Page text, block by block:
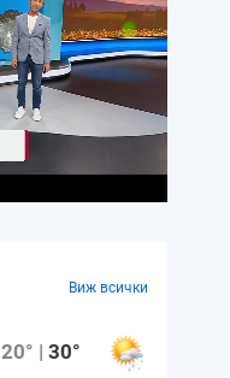
Виж всички
20° |30°